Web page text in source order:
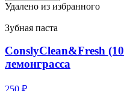
Удалено из избранного
Зубная паста
ConslyClean&Fresh
лемонграсса